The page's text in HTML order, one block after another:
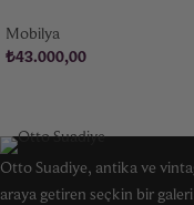
Mobilya
₺43.000,00
Otto Suadiye, antika ve
araya getiren seçkin bir galeri